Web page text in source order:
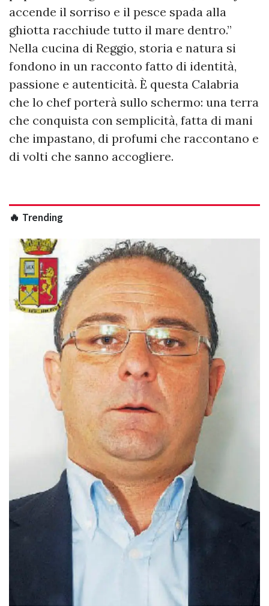
accende il sorriso e il pesce spada alla
ghiotta racchiude tutto il mare dentro.”
Nella cucina di Reggio, storia e natura si
fondono in un racconto fatto di identità,
passione e autenticità. È questa Calabria
che lo chef porterà sullo schermo: una terra
che conquista con semplicità, fatta di mani
che impastano, di profumi che raccontano e
di volti che sanno accogliere.
🔥 Trending